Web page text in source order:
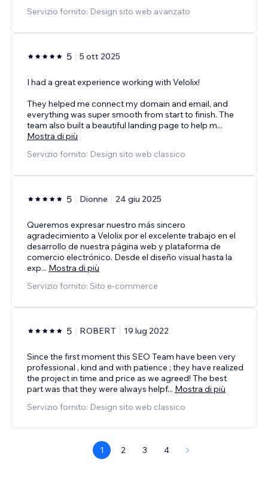
Servizio fornito: Design sito web avanzato
5 5 ott 2025
I had a great experience working with Velolix!
They helped me connect my domain and email, and
everything was super smooth from start to finish. The
team also built a beautiful landing page to help m...
Mostra di più
Servizio fornito: Design sito web classico
5 Dionne 24 giu 2025
Queremos expresar nuestro más sincero
agradecimiento a Velolix por el excelente trabajo en el
desarrollo de nuestra página web y plataforma de
comercio electrónico. Desde el diseño visual hasta la
exp... Mostra di più
Servizio fornito: Sito e-commerce
5 ROBERT 19 lug 2022
Since the first moment this SEO Team have been very
professional , kind and with patience ; they have realized
the project in time and price as we agreed! The best
part was that they were always helpf... Mostra di più
Servizio fornito: Design sito web classico
1 2 3 4